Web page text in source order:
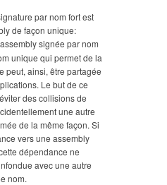
par nom fort est
de façon unique:
signée par nom
unique qui permet de la
peut, ainsi, être partagée
Le but de ce
des collisions de
une autre
de la même façon. Si
vers une assembly
dépendance ne
avec une autre
nom.